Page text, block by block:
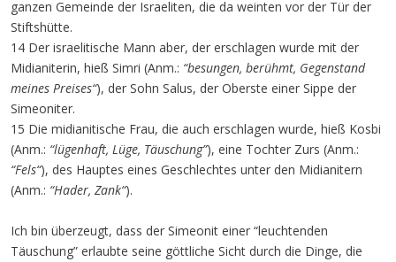
ganzen Gemeinde der Israeliten, die da weinten vor der Tür der
Stiftshütte.
14 Der israelitische Mann aber, der erschlagen wurde mit der
Midianiterin, hieß Simri (Anm.: “besungen, berühmt, Gegenstand
meines Preises“), der Sohn Salus, der Oberste einer Sippe der
Simeoniter.
15 Die midianitische Frau, die auch erschlagen wurde, hieß Kosbi
(Anm.: “lügenhaft, Lüge, Täuschung”), eine Tochter Zurs (Anm.:
“Fels“), des Hauptes eines Geschlechtes unter den Midianitern
(Anm.: “Hader, Zank“).
Ich bin überzeugt, dass der Simeonit einer “leuchtenden
Täuschung” erlaubte seine göttliche Sicht durch die Dinge, die